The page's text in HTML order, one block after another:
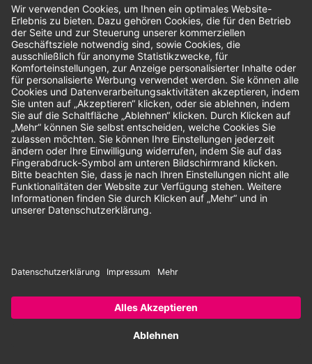
Bewertungen
Unsere Zahlungsarten:
Rechnung SEPA-Lastschrift Vorkasse